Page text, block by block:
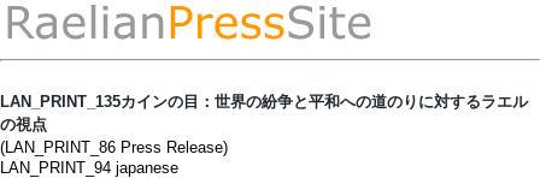
LAN_PRINT_135カインの目：世界の紛争と平和への道のりに対するラエル
の視点
(LAN_PRINT_86 Press Release)
LAN_PRINT_94 japanese